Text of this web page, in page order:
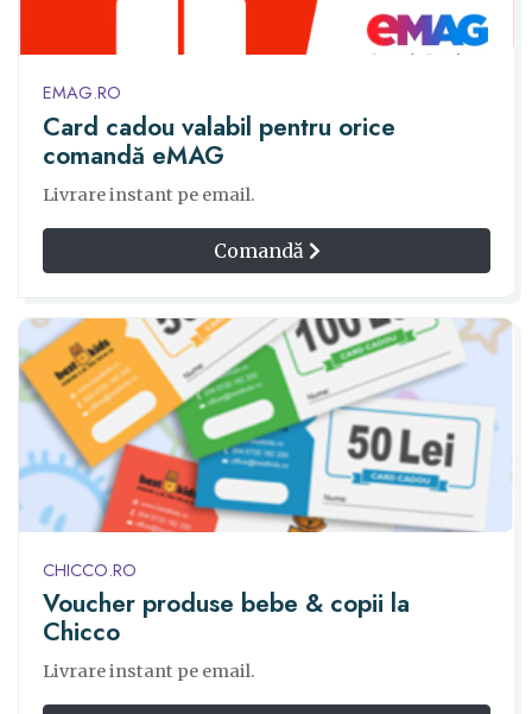
EMAG.RO
Card cadou valabil pentru orice
comandă eMAG
Livrare instant pe email.
Comandă
CHICCO.RO
Voucher produse bebe & copii la
Chicco
Livrare instant pe email.